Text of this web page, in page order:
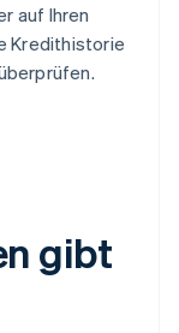
auf Ihren
Kredithistorie
gibt